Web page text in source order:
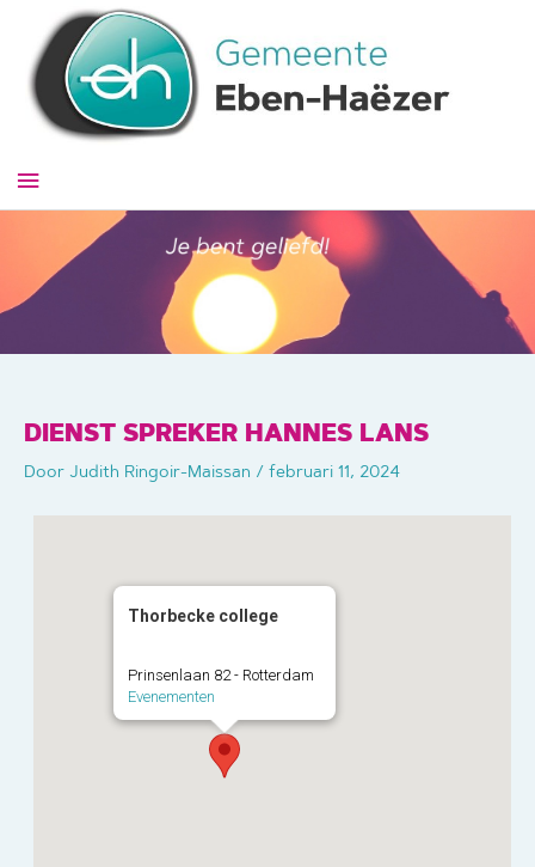
inhoud
Hoofdmenu
DIENST SPREKER HANNES LANS
Door Judith Ringoir-Maissan / februari 11, 2024
Thorbecke college
Prinsenlaan 82 - Rotterdam
Evenementen